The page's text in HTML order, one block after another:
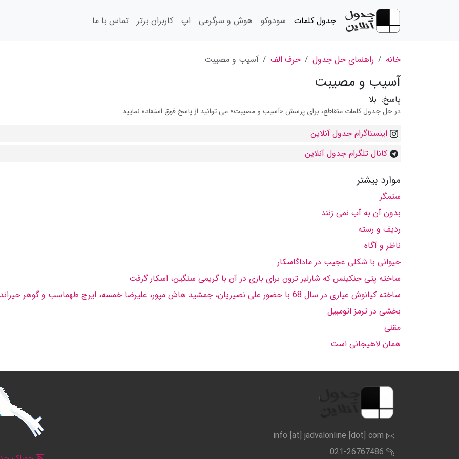
جدول کلمات سودوکو هوش و سرگرمی اپ کاربران برتر تماس با ما
خانه راهنمای حل جدول حرف الف آسیب و مصیبت
آسیب و مصیبت
پاسخ: بلا
در حل جدول کلمات متقاطع، برای پرسش «آسیب و مصیبت» می توانید از پاسخ فوق استفاده نمایید.
اینستاگرام جدول آنلاین
کانال تلگرام جدول آنلاین
موارد بیشتر
ستمگر
بدون آن به آب نمی زنند
ردیف و رسته
ناظر و آگاه
حیوانى با شكلى عجیب در ماداگاسكار
ساخته پتى جنكینس كه شارلیز ترون براى بازى در آن با گریمى سنگین، اسكار گرفت
ساخته كیانوش عیارى در سال 68 با حضور على نصیریان، جمشید هاش مپور، علیرضا خمسه، ایرج طهماسب و گوهر خیراندیش كه اخیراً از شبكه دو بازپخش شد
بخشى در ترمز اتومبیل
مقنى
همان لاهیجانى است
info [at] jadvalonline [dot] com
021-26767486